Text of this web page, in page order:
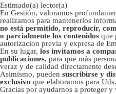
Estimado(a) lector(a)
En Gestión, valoramos
realizamos para mantenerlos
no está permitido, reproducir,
o parcialmente los contenidos que
autorizacion previa y expresa de
En su lugar, los invitamos a
publicaciones, para que más
veraz y de calidad directamente
Asimismo, pueden suscribirse y
exclusivo que elaboramos para Uds.
Gracias por ayudarnos a proteger y